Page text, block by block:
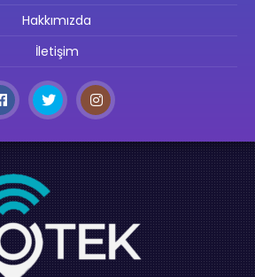
Hakkımızda
İletişim